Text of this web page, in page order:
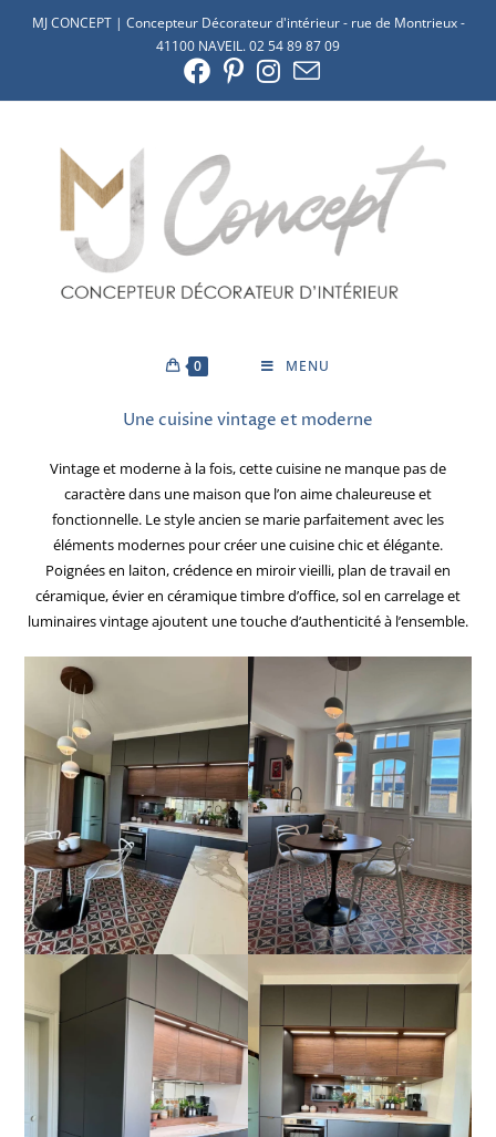
MJ CONCEPT | Concepteur Décorateur d'intérieur - rue de Montrieux -
41100 NAVEIL. 02 54 89 87 09
0 MENU
Une cuisine vintage et moderne
Vintage et moderne à la fois, cette cuisine ne manque pas de
caractère dans une maison que l’on aime chaleureuse et
fonctionnelle. Le style ancien se marie parfaitement avec les
éléments modernes pour créer une cuisine chic et élégante.
Poignées en laiton, crédence en miroir vieilli, plan de travail en
céramique, évier en céramique timbre d’office, sol en carrelage et
luminaires vintage ajoutent une touche d’authenticité à l’ensemble.